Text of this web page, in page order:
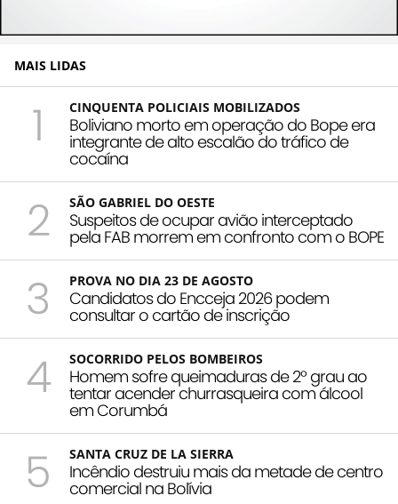
MAIS LIDAS
1 CINQUENTA POLICIAIS MOBILIZADOS
Boliviano morto em operação do Bope era
integrante de alto escalão do tráfico de
cocaína
2 SÃO GABRIEL DO OESTE
Suspeitos de ocupar avião interceptado
pela FAB morrem em confronto com o BOPE
3 PROVA NO DIA 23 DE AGOSTO
Candidatos do Encceja 2026 podem
consultar o cartão de inscrição
4 SOCORRIDO PELOS BOMBEIROS
Homem sofre queimaduras de 2º grau ao
tentar acender churrasqueira com álcool
em Corumbá
5 SANTA CRUZ DE LA SIERRA
Incêndio destruiu mais da metade de centro
comercial na Bolívia